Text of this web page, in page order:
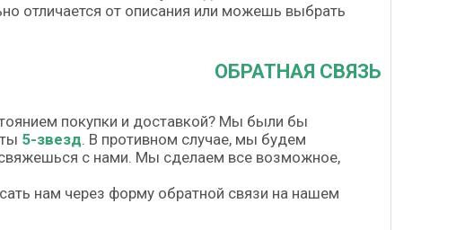
отличается от описания или можешь выбрать
ОБРАТНАЯ СВЯЗЬ
покупки и доставкой? Мы были бы
5-звезд. В противном случае, мы будем
с нами. Мы сделаем все возможное,
нам через форму обратной связи на нашем